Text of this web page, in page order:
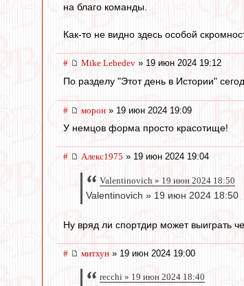
на благо команды.
Как-то не видно здесь особой
# Mike Lebedev » 19 июн 2024 19:12
По разделу "Этот день в Истории"
# морон » 19 июн 2024 19:09
У немцов форма просто красотище!
# Алекс1975 » 19 июн 2024 19:04
Valentinovich » 19 июн 2024 18:50
Valentinovich » 19 июн 2024 18:50
Ну вряд ли спортдир может выиграть
# митхун » 19 июн 2024 19:00
recchi » 19 июн 2024 18:40